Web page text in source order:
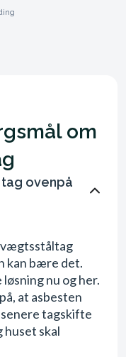
om
ovenpå
kan bære det.
nu og her.
at asbesten
tagskifte
huset skal